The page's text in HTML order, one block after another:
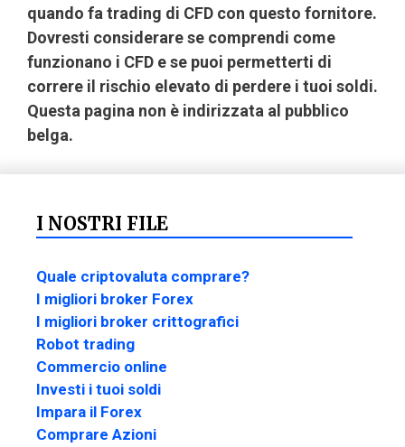
quando fa trading di CFD con questo fornitore.
Dovresti considerare se comprendi come
funzionano i CFD e se puoi permetterti di
correre il rischio elevato di perdere i tuoi soldi.
Questa pagina non è indirizzata al pubblico
belga.
I NOSTRI FILE
Quale criptovaluta comprare?
I migliori broker Forex
I migliori broker crittografici
Robot trading
Commercio online
Investi i tuoi soldi
Impara il Forex
Comprare Azioni